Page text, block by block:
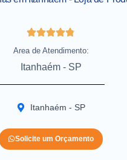
Area de Atendimento:
Itanhaém - SP
Itanhaém - SP
Solicite um Orçamento